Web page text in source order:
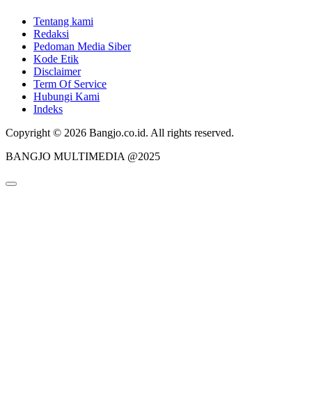
Tentang kami
Redaksi
Pedoman Media Siber
Kode Etik
Disclaimer
Term Of Service
Hubungi Kami
Indeks
Copyright © 2026 Bangjo.co.id. All rights reserved.
BANGJO MULTIMEDIA @2025